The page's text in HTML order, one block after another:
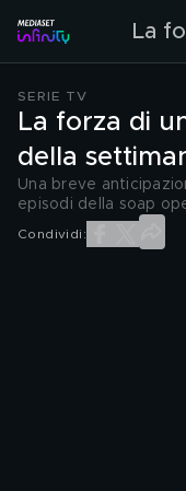
La
SERIE TV
La forza di
della
Una breve
episodi della soap
Condividi: